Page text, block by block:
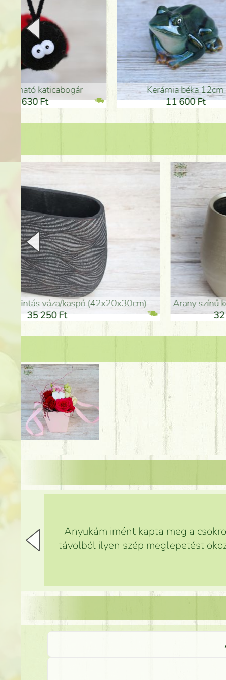
Kerámia béka 12cm
11 600 Ft
arany színű kerámia váza (40x26cm)
32 250 Ft
hosszú arany színű
46
Anyukám imént kapta meg a
távolból ilyen szép meglepetést